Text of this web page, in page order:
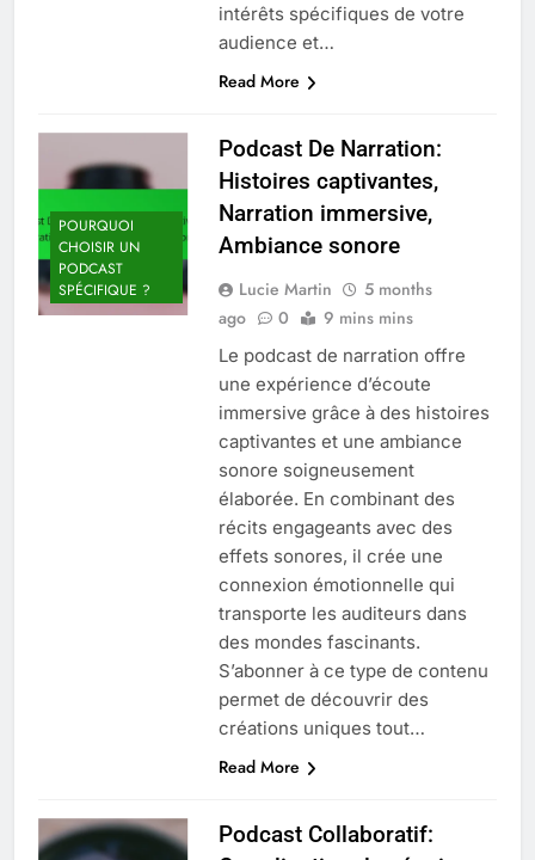
intérêts spécifiques de votre
audience et…
Read More
POURQUOI
CHOISIR UN
PODCAST
SPÉCIFIQUE ?
Podcast De Narration:
Histoires captivantes,
Narration immersive,
Ambiance sonore
Lucie Martin
5 months
ago
0 9 mins mins
Le podcast de narration offre
une expérience d’écoute
immersive grâce à des histoires
captivantes et une ambiance
sonore soigneusement
élaborée. En combinant des
récits engageants avec des
effets sonores, il crée une
connexion émotionnelle qui
transporte les auditeurs dans
des mondes fascinants.
S’abonner à ce type de contenu
permet de découvrir des
créations uniques tout…
Read More
Podcast Collaboratif: